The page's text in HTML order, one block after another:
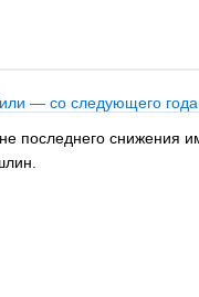
— со следующего
последнего снижения